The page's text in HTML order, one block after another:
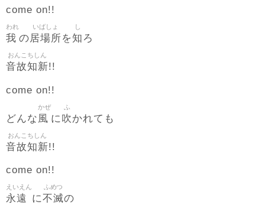
come on!!
我
われ
の居場所
いばしょ
を知
し
ろ
音故知新
おんこちしん
!!
come on!!
どんな 風
かぜ
に吹
ふ
かれても
音故知新
おんこちしん
!!
come on!!
永遠
えいえん
に不滅
ふめつ
の